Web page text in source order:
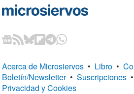
Acerca de Microsiervos • Libro •
Boletín/Newsletter • Suscripciones •
Privacidad y Cookies